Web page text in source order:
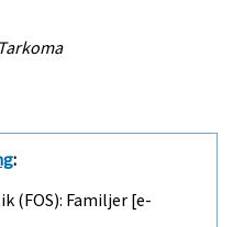
:
(FOS): Familjer [e-